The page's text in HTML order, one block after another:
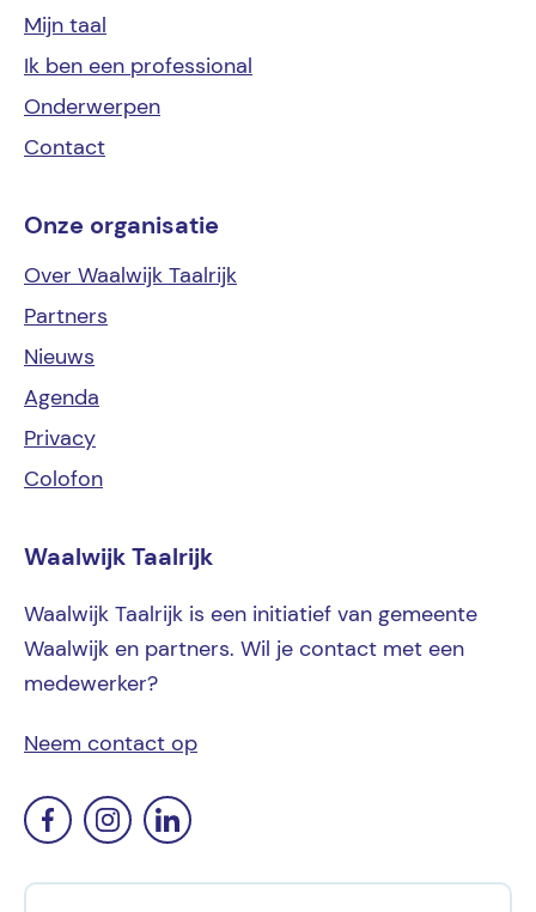
Mijn taal
Ik ben een professional
Onderwerpen
Contact
Onze organisatie
Over Waalwijk Taalrijk
Partners
Nieuws
Agenda
Privacy
Colofon
Waalwijk Taalrijk
Waalwijk Taalrijk is een initiatief van gemeente
Waalwijk en partners. Wil je contact met een
medewerker?
Neem contact op